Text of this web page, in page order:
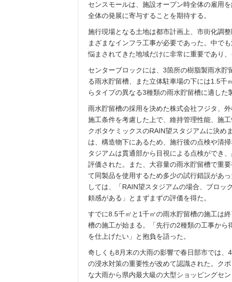
センスモールは、施設オープン時全体の雇用
全体の発展に寄与することを期待する。
施行現場となる土地は都市計画上、市街化調
まざまなインフラ工事が必要であった。中で
悩まされてきた地域だけに非常に重要であり
センターブロックには、3箇所の樹脂製雨水
る雨水貯留槽、また立体駐車場の下には1.5千
らタイプの異なる3種類の雨水貯留槽に適した
雨水貯留槽の採用を決めた株式会社フジタ、
施工条件を考慮した上で、維持管理性能、施
クボタケミックスのRAIN望スタジアムに決め
は、構造物下にあるため、施行後の点検や清
タジアムは貫通部から目視による点検ができ
評価された。また、大容量の雨水貯留槽で重
て同製品を使用するため多少の試行錯誤があ
しては、「RAIN望スタジアムの場合、ブロ
頼感がある」とまずまずの評価を得た。
すでに8.5千㎥と1千㎥の雨水貯留槽の施工は
槽の施工が始まる。「先行の2種類の工事か
を仕上げたい」と抱負を語った。
奇しくも8月末の大雨の影響で春日部市では
の浸水対策の重要性が改めて認識された。ク
な大雨から県内最大級の大型ショッピングセ